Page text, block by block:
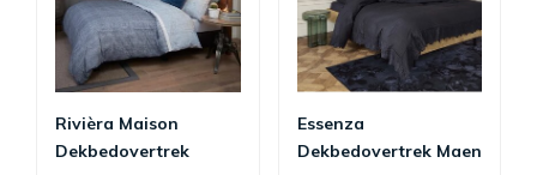
Rivièra Maison
Dekbedovertrek
Essenza
Dekbedovertrek Maen